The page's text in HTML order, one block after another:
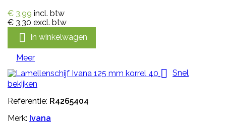
€ 3,99 incl. btw
€ 3,30 excl. btw
 In winkelwagen
Meer
 Snel
bekijken
Referentie: R4265404
Merk: Ivana